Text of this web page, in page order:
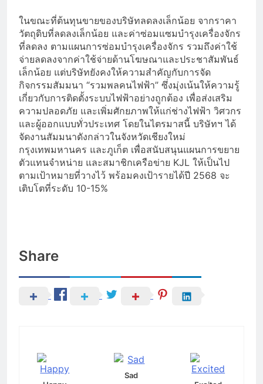
ในขณะที่ต้นทุนขายของบริษัทลดลงเล็กน้อย จากราคา
วัตถุดิบที่ลดลงเล็กน้อย และค่าซ่อมแซมบำรุงเครื่องจักร
ที่ลดลง ตามแผนการซ่อมบำรุงเครื่องจักร รวมถึงค่าใช้
จ่ายลดลงจากค่าใช้จ่ายด้านโฆษณาและประชาสัมพันธ์
เล็กน้อย แต่บริษัทยังคงให้ความสำคัญกับการจัด
กิจกรรมสัมมนา “รวมพลคนไฟฟ้า” ซึ่งมุ่งเน้นให้ความรู้
เกี่ยวกับการติดตั้งระบบไฟฟ้าอย่างถูกต้อง เพื่อส่งเสริม
ความปลอดภัย และเพิ่มศักยภาพให้แก่ช่างไฟฟ้า วิศวกร
และผู้ออกแบบทั่วประเทศ โดยในไตรมาสนี้ บริษัทฯ ได้
จัดงานสัมมนาดังกล่าวในจังหวัดเชียงใหม่
กรุงเทพมหานคร และภูเก็ต เพื่อสนับสนุนแผนการขยาย
ตัวแทนจำหน่าย และสมาชิกเครือข่าย KJL ให้เป็นไป
ตามเป้าหมายที่วางไว้ พร้อมคงเป้ารายได้ปี 2568 จะ
เติบโตที่ระดับ 10-15%
Share
Sad